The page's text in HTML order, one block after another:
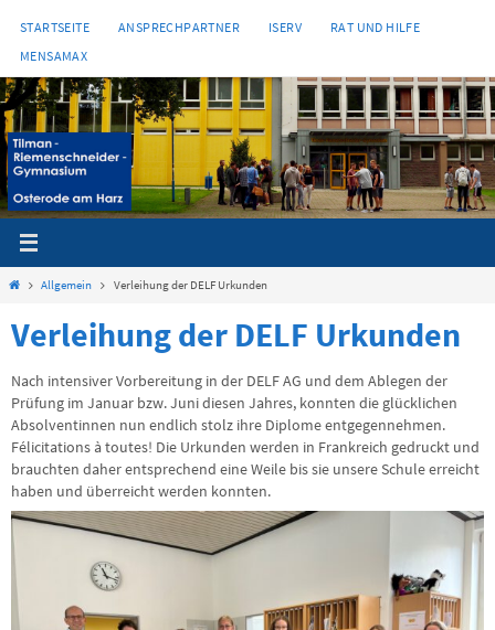
Inhalt
springen
STARTSEITE ANSPRECHPARTNER ISERV
RAT UND HILFE
MENSAMAX
StartAllgemein Verleihung der DELF Urkunden
Verleihung der DELF Urkunden
Nach intensiver Vorbereitung in der DELF AG und dem Ablegen der
Prüfung im Januar bzw. Juni diesen Jahres, konnten die glücklichen
Absolventinnen nun endlich stolz ihre Diplome entgegennehmen.
Félicitations à toutes! Die Urkunden werden in Frankreich gedruckt und
brauchten daher entsprechend eine Weile bis sie unsere Schule erreicht
haben und überreicht werden konnten.